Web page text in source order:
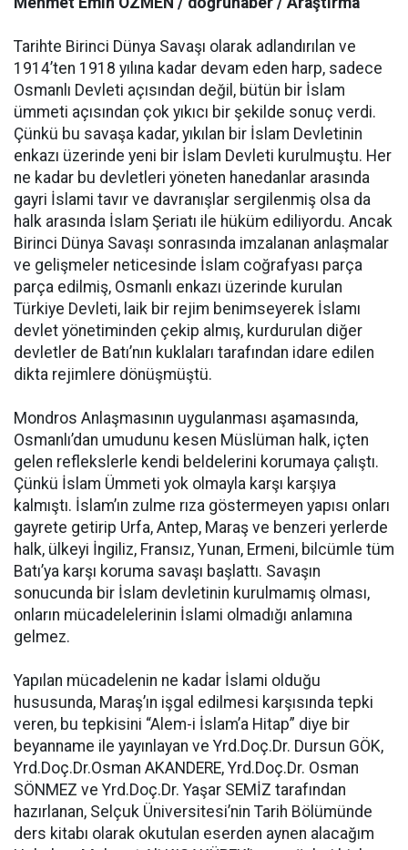
Tarihte Birinci Dünya Savaşı olarak adlandırılan ve
1914’ten 1918 yılına kadar devam eden harp, sadece
Osmanlı Devleti açısından değil, bütün bir İslam
ümmeti açısından çok yıkıcı bir şekilde sonuç verdi.
Çünkü bu savaşa kadar, yıkılan bir İslam Devletinin
enkazı üzerinde yeni bir İslam Devleti kurulmuştu. Her
ne kadar bu devletleri yöneten hanedanlar arasında
gayri İslami tavır ve davranışlar sergilenmiş olsa da
halk arasında İslam Şeriatı ile hüküm ediliyordu. Ancak
Birinci Dünya Savaşı sonrasında imzalanan anlaşmalar
ve gelişmeler neticesinde İslam coğrafyası parça
parça edilmiş, Osmanlı enkazı üzerinde kurulan
Türkiye Devleti, laik bir rejim benimseyerek İslamı
devlet yönetiminden çekip almış, kurdurulan diğer
devletler de Batı’nın kuklaları tarafından idare edilen
dikta rejimlere dönüşmüştü.
Mondros Anlaşmasının uygulanması aşamasında,
Osmanlı’dan umudunu kesen Müslüman halk, içten
gelen reflekslerle kendi beldelerini korumaya çalıştı.
Çünkü İslam Ümmeti yok olmayla karşı karşıya
kalmıştı. İslam’ın zulme rıza göstermeyen yapısı onları
gayrete getirip Urfa, Antep, Maraş ve benzeri yerlerde
halk, ülkeyi İngiliz, Fransız, Yunan, Ermeni, bilcümle tüm
Batı’ya karşı koruma savaşı başlattı. Savaşın
sonucunda bir İslam devletinin kurulmamış olması,
onların mücadelelerinin İslami olmadığı anlamına
gelmez.
Yapılan mücadelenin ne kadar İslami olduğu
hususunda, Maraş’ın işgal edilmesi karşısında tepki
veren, bu tepkisini “Alem-i İslam’a Hitap” diye bir
beyanname ile yayınlayan ve Yrd.Doç.Dr. Dursun GÖK,
Yrd.Doç.Dr.Osman AKANDERE, Yrd.Doç.Dr. Osman
SÖNMEZ ve Yrd.Doç.Dr. Yaşar SEMİZ tarafından
hazırlanan, Selçuk Üniversitesi’nin Tarih Bölümünde
ders kitabı olarak okutulan eserden aynen alacağım